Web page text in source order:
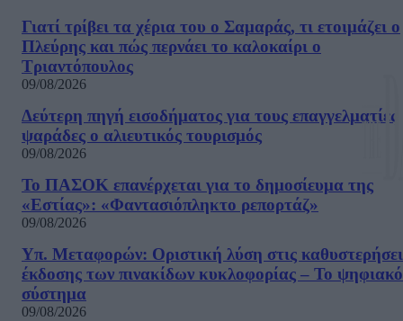
Γιατί τρίβει τα χέρια του ο Σαμαράς, τι ετοιμάζει ο
Πλεύρης και πώς περνάει το καλοκαίρι ο
Τριαντόπουλος
09/08/2026
Δεύτερη πηγή εισοδήματος για τους επαγγελματίες
ψαράδες ο αλιευτικός τουρισμός
09/08/2026
Το ΠΑΣΟΚ επανέρχεται για το δημοσίευμα της
«Εστίας»: «Φαντασιόπληκτο ρεπορτάζ»
09/08/2026
Υπ. Μεταφορών: Οριστική λύση στις
έκδοσης των πινακίδων κυκλοφορίας – Το ψηφιακό
σύστημα
09/08/2026